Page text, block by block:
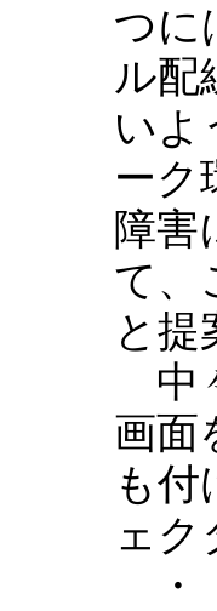
つに
ル配
いよ
ーク
障害
て、
と提
中
画面
も
ェク
・